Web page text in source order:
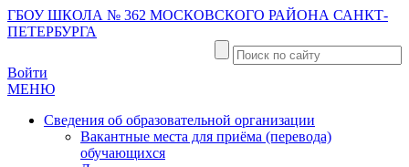
ГБОУ ШКОЛА № 362 МОСКОВСКОГО РАЙОНА САНКТ-
ПЕТЕРБУРГА
Войти
МЕНЮ
Сведения об образовательной организации
Вакантные места для приёма (перевода)
обучающихся